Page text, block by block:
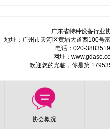
广东省特种设备行业
地址：广州市天河区黄埔大道西100号
电话：020-
网址：
欢迎您的光临，你是第
协会概况